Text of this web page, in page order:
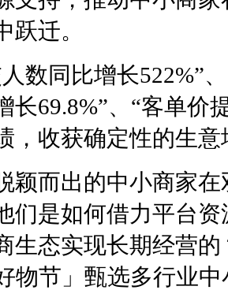
跃迁。
同比增长522%”、
长69.8%”、“客单
，收获确定性的生意
而出的中小商家在
们是如何借力平台
生态实现长期经营
物节」甄选多行业